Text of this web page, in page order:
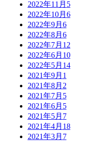
2022年11月 5
2022年10月 6
2022年9月 6
2022年8月 6
2022年7月 12
2022年6月 10
2022年5月 14
2021年9月 1
2021年8月 2
2021年7月 5
2021年6月 5
2021年5月 7
2021年4月 18
2021年3月 7